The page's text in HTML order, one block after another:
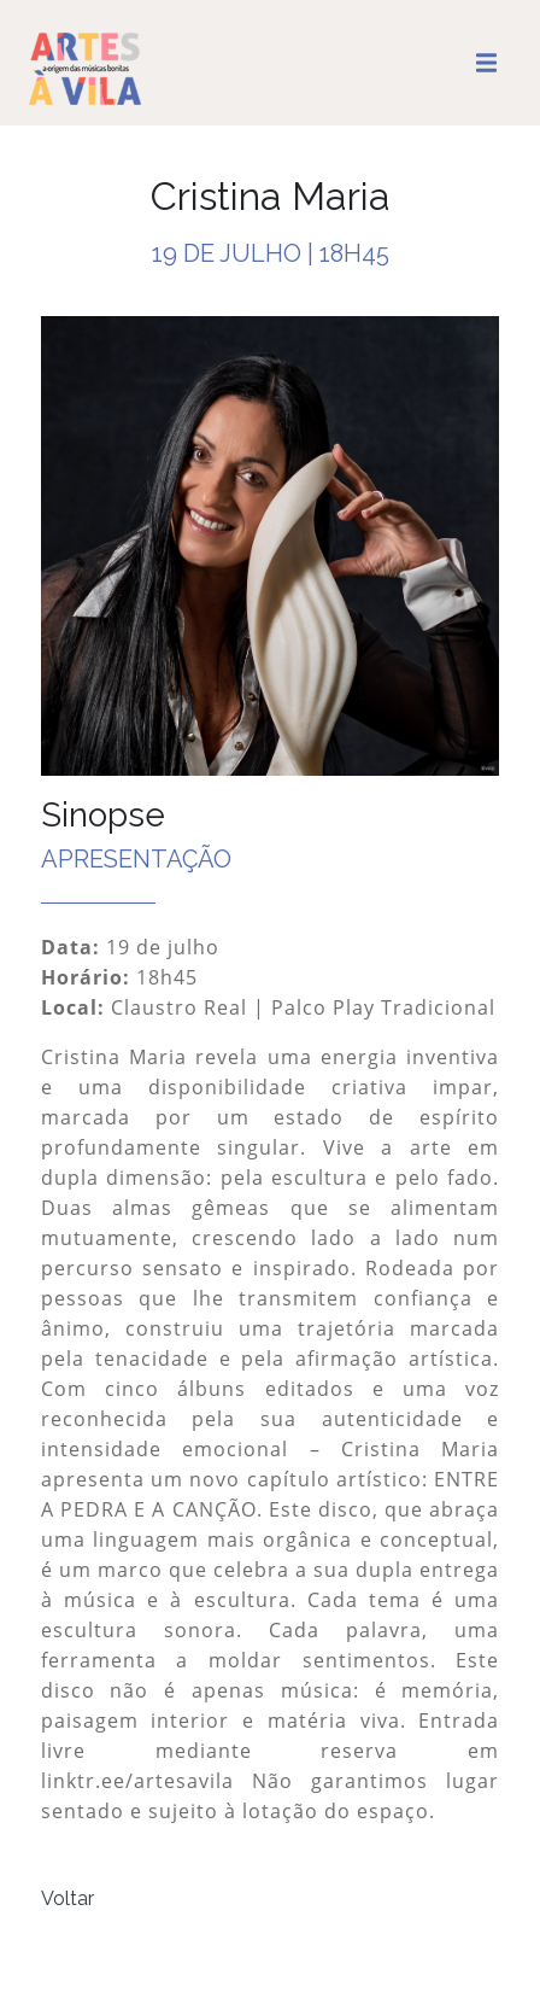
Cristina Maria
19 DE JULHO | 18H45
Sinopse
APRESENTAÇÃO
Data: 19 de julho
Horário: 18h45
Local: Claustro Real | Palco Play Tradicional
Cristina Maria revela uma energia inventiva
e uma disponibilidade criativa impar,
marcada por um estado de espírito
profundamente singular. Vive a arte em
dupla dimensão: pela escultura e pelo fado.
Duas almas gêmeas que se alimentam
mutuamente, crescendo lado a lado num
percurso sensato e inspirado. Rodeada por
pessoas que lhe transmitem confiança e
ânimo, construiu uma trajetória marcada
pela tenacidade e pela afirmação artística.
Com cinco álbuns editados e uma voz
reconhecida pela sua autenticidade e
intensidade emocional – Cristina Maria
apresenta um novo capítulo artístico: ENTRE
A PEDRA E A CANÇÃO. Este disco, que abraça
uma linguagem mais orgânica e conceptual,
é um marco que celebra a sua dupla entrega
à música e à escultura. Cada tema é uma
escultura sonora. Cada palavra, uma
ferramenta a moldar sentimentos. Este
disco não é apenas música: é memória,
paisagem interior e matéria viva. Entrada
livre mediante reserva em
linktr.ee/artesavila Não garantimos lugar
sentado e sujeito à lotação do espaço.
Voltar